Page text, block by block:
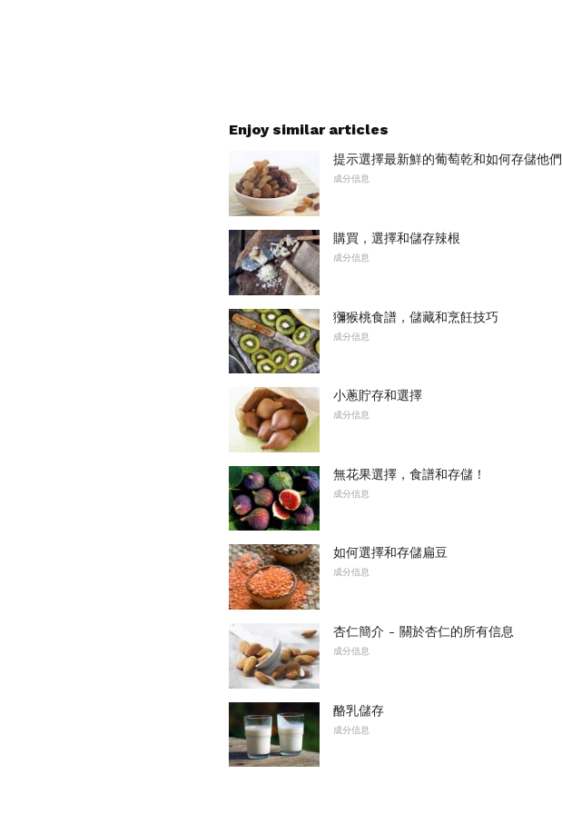
Enjoy similar articles
提示選擇最新鮮的葡萄乾和如何存儲他們
成分信息
購買，選擇和儲存辣根
成分信息
獼猴桃食譜，儲藏和烹飪技巧
成分信息
小蔥貯存和選擇
成分信息
無花果選擇，食譜和存儲！
成分信息
如何選擇和存儲扁豆
成分信息
杏仁簡介 - 關於杏仁的所有信息
成分信息
酪乳儲存
成分信息